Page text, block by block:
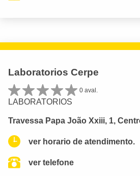
Laboratorios Cerpe
0 aval.
LABORATORIOS
Travessa Papa João Xxiii, 1,
ver horario de atendimento.
ver telefone